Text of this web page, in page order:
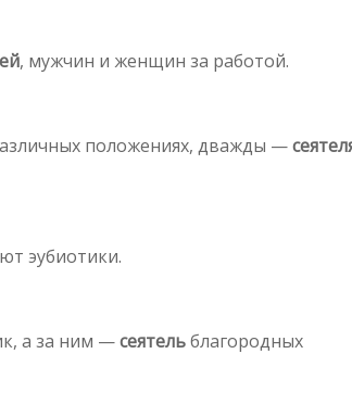
, мужчин и женщин за работой.
положениях, дважды —
эубиотики.
а за ним —сеятельблагородных